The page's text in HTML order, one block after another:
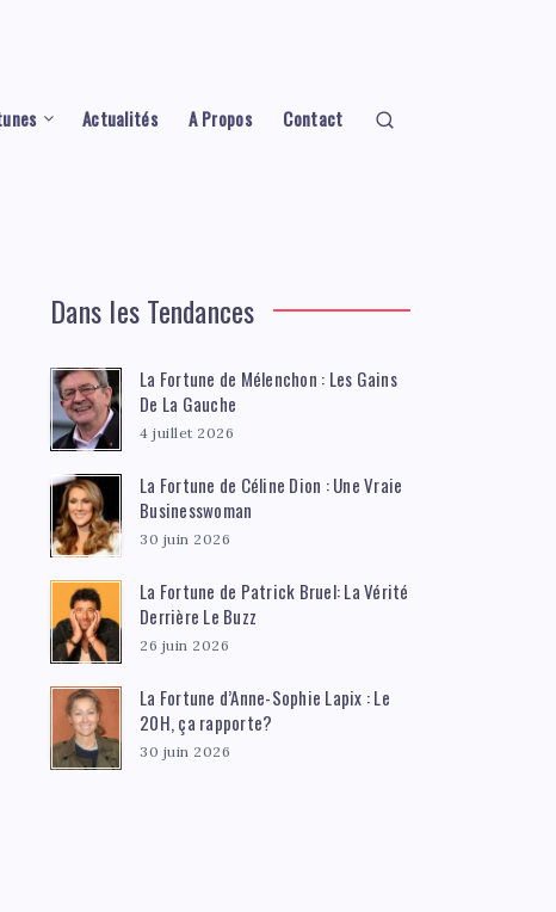
Actualités A Propos Contact
Dans les Tendances
La Fortune de Mélenchon : Les Gains
De La Gauche
4 juillet 2026
La Fortune de Céline Dion : Une Vraie
Businesswoman
30 juin 2026
La Fortune de Patrick Bruel: La Vérité
Derrière Le Buzz
26 juin 2026
La Fortune d’Anne-Sophie Lapix : Le
20H, ça rapporte?
30 juin 2026